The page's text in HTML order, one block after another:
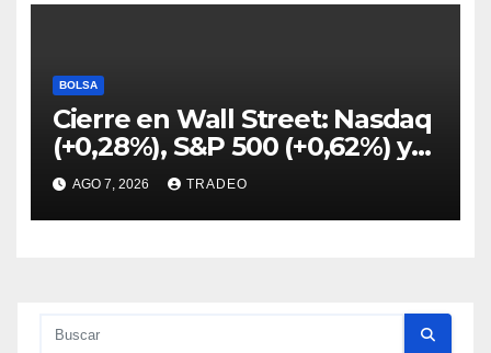
BOLSA
Cierre en Wall Street: Nasdaq
(+0,28%), S&P 500 (+0,62%) y
Nasdaq (+1,30%)
AGO 7, 2026 TRADEO